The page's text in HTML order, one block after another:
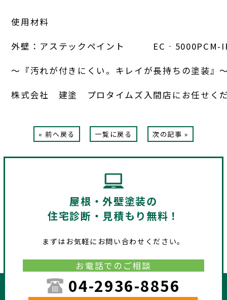
使用材料
外壁：アステックペイント　　　EC‐5000PCM-
～『汚れが付きにくい。キレイが長持ちの塗装』
株式会社　建塗　プロタイムズ入間店にお任せく
« 前へ戻る 一覧に戻る 次の記事 »
屋根・外壁塗装の
住宅診断・見積もり無料！
まずはお気軽にお問い合わせください。
お電話でのご相談
04-2936-8856